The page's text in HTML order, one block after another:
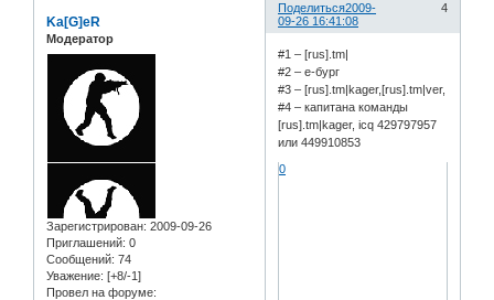
Поделиться 4
2009-
09-26 16:41:08
Ka[G]eR
Модератор
Зарегистрирован: 2009-09-26
Приглашений: 0
Сообщений: 74
Уважение: [+8/-1]
Провел на форуме:
#1 – [rus].tm|
#2 – е-бург
#3 – [rus].tm|kager,[rus].tm|ver,
#4 – капитана команды
[rus].tm|kager, icq 429797957
или 449910853
0